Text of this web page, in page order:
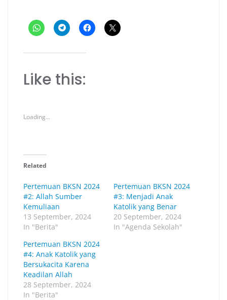
Like this:
Loading...
Related
Pertemuan BKSN 2024
#2: Allah Sumber
Kemuliaan
13 September, 2024
In "Berita"
Pertemuan BKSN 2024
#3: Menjadi Anak
Katolik yang Benar
20 September, 2024
In "Agenda Sekolah"
Pertemuan BKSN 2024
#4: Anak Katolik yang
Bersukacita Karena
Keadilan Allah
28 September, 2024
In "Berita"